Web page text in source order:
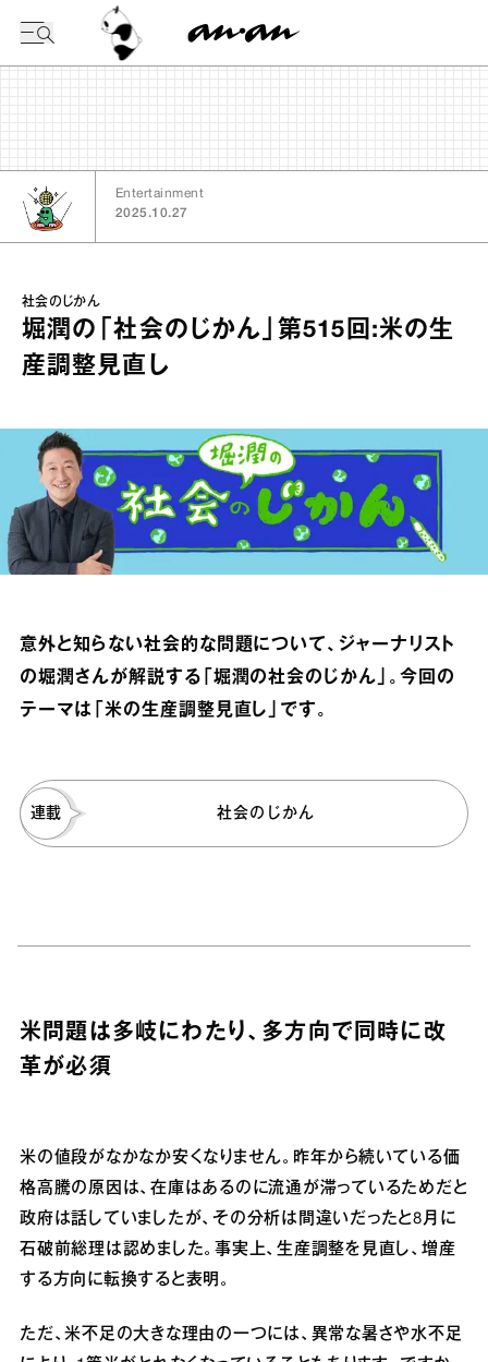
Entertainment
2025.10.27
社会のじかん
堀潤の「社会のじかん」第515回:米の生
産調整見直し
意外と知らない社会的な問題について、ジャーナリスト
の堀潤さんが解説する「堀潤の社会のじかん」。今回の
テーマは「米の生産調整見直し」です。
連載 社会のじかん
米問題は多岐にわたり、多方向で同時に改
革が必須
米の値段がなかなか安くなりません。昨年から続いている価
格高騰の原因は、在庫はあるのに流通が滞っているためだと
政府は話していましたが、その分析は間違いだったと8月に
石破前総理は認めました。事実上、生産調整を見直し、増産
する方向に転換すると表明。
ただ、米不足の大きな理由の一つには、異常な暑さや水不足